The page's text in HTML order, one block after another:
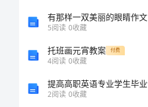
有那样一双美丽的眼睛作文
5阅读 0收藏
托班画元宵教案 付费
4阅读 0收藏
2阅读 0收藏